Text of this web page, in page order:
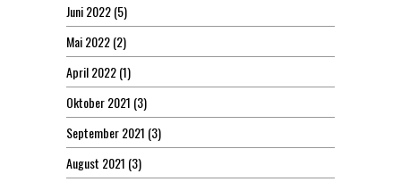
Juni 2022(5)
Mai 2022(2)
April 2022(1)
Oktober 2021 (3)
September 2021 (3)
August 2021 (3)